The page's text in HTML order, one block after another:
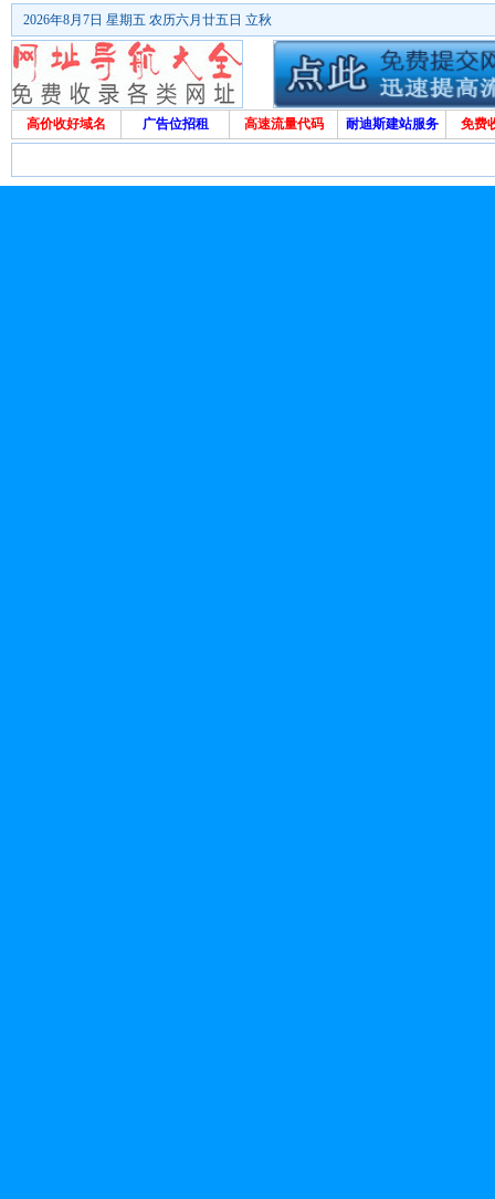
2026年8月7日 星期五 农历六月廿五日 立秋
高价收好域名 广告位招租 高速流量代码 耐迪斯建站服务 免费